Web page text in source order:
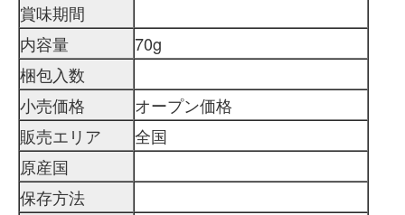
賞味期間
内容量
70g
梱包入数
小売価格
オープン価格
販売エリア
全国
原産国
保存方法